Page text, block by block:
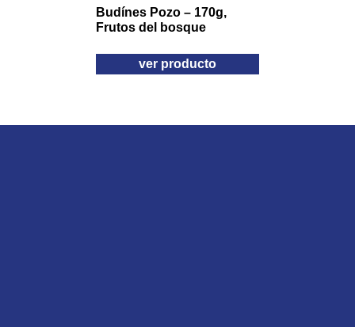
Budínes Pozo – 170g,
Frutos del bosque
ver producto